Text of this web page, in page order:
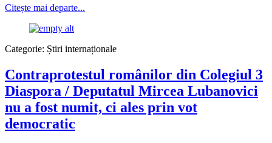
Citește mai departe...
Categorie: Știri internaționale
Contraprotestul românilor din Colegiul 3
Diaspora / Deputatul Mircea Lubanovici
nu a fost numit, ci ales prin vot
democratic